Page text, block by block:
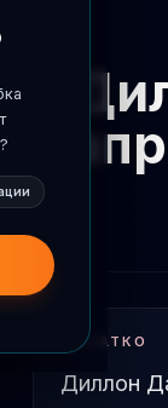
КРАТКО
Диллон